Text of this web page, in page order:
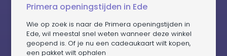
Primera openingstijden in Ede
Wie op zoek is naar de Primera openingstijden in
Ede, wil meestal snel weten wanneer deze winkel
geopend is. Of je nu een cadeaukaart wilt kopen,
een pakket wilt ophalen